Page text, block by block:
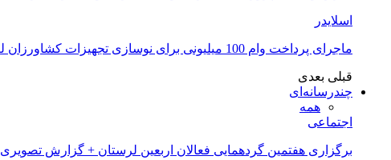
اسلایدر
ماجرای پرداخت وام 100 میلیونی برای نوسازی تجهیزات کشاورزان لرستانی چیست؟
قبلی بعدی
چندرسانه‌ای
همه
اجتماعی
برگزاری هفتمین گردهمایی فعالان اربعین لرستان + گزارش تصویری